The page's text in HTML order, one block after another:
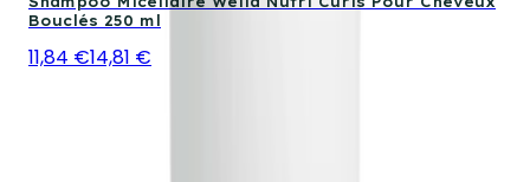
Bouclés 250 ml
11,84 €14,81 €